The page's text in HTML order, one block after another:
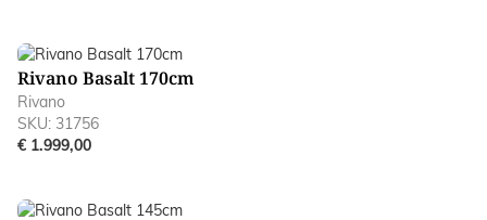
Rivano Basalt 170cm
Rivano
SKU: 31756
€ 1.999,00